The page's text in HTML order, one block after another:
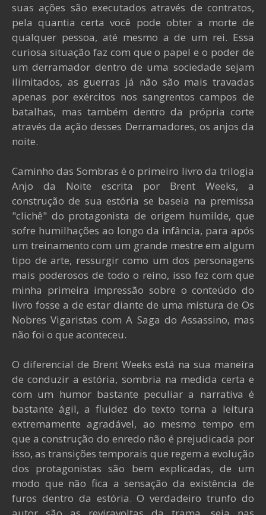
suas ações são executados através de contratos,
pela quantia certa você pode obter a morte de
qualquer pessoa, até mesmo a de um rei. Essa
curiosa situação faz com que o papel e o poder de
um derramador dentro de uma sociedade sejam
ilimitados, as guerras já não são mais travadas
apenas por exércitos nos sangrentos campos de
batalhas, mas também dentro da própria corte
através da ação desses Derramadores, os anjos da
noite.
Caminho das Sombras é o primeiro livro da trilogia
Anjo da Noite escrita por Brent Weeks, a
construção de sua estória se baseia na premissa
"clichê" do protagonista de origem humilde, que
sofre humilhações ao longo da infância, para após
um treinamento com um grande mestre em algum
tipo de arte, ressurgir como um dos personagens
mais poderosos de todo o reino, isso fez com que
minha primeira impressão sobre o conteúdo do
livro fosse a de estar diante de uma mistura de Os
Nobres Vigaristas com A Saga do Assassino, mas
não foi o que aconteceu.
O diferencial de Brent Weeks está na sua maneira
de conduzir a estória, sombria na medida certa e
com um humor bastante peculiar a narrativa é
bastante ágil, a fluidez do texto torna a leitura
extremamente agradável, ao mesmo tempo em
que a construção do enredo não é prejudicada por
isso, as transições temporais que regem a evolução
dos protagonistas são bem explicadas, de um
modo que não fica a sensação da existência de
furos dentro da estória. O verdadeiro trunfo do